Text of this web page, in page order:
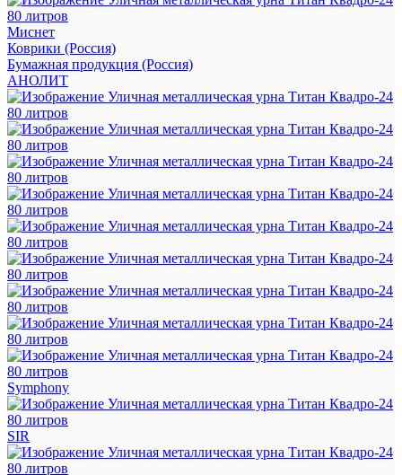
Миснет
Коврики (Россия)
Бумажная продукция (Россия)
АНОЛИТ
Symphony
SIR